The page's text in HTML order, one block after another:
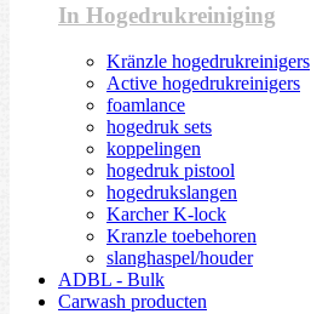
In Hogedrukreiniging
Kränzle hogedrukreinigers
Active hogedrukreinigers
foamlance
hogedruk sets
koppelingen
hogedruk pistool
hogedrukslangen
Karcher K-lock
Kranzle toebehoren
slanghaspel/houder
ADBL - Bulk
Carwash producten